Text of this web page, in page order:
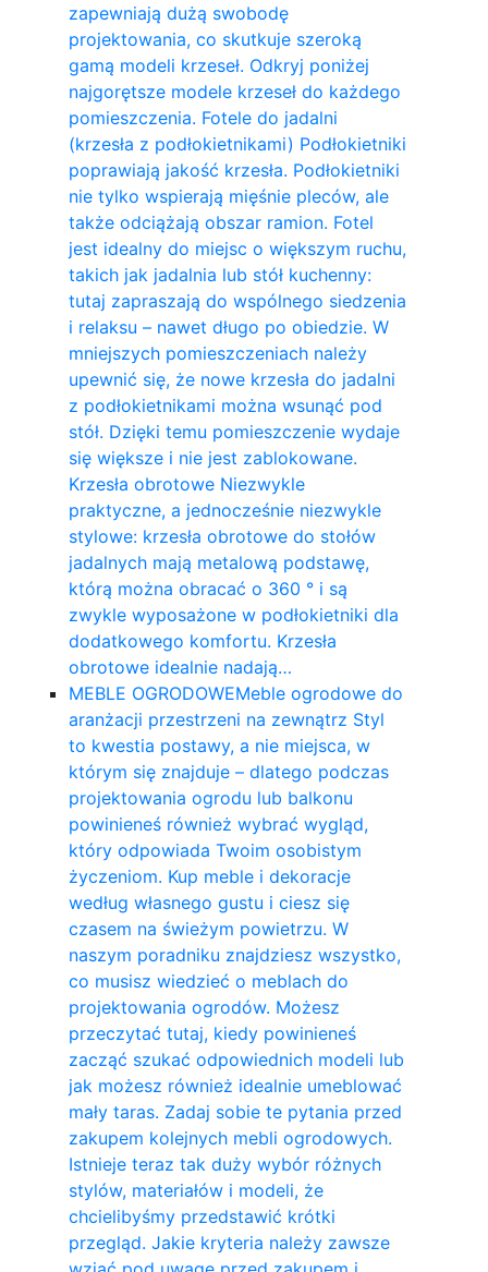
zapewniają dużą swobodę
projektowania, co skutkuje szeroką
gamą modeli krzeseł. Odkryj poniżej
najgorętsze modele krzeseł do każdego
pomieszczenia. Fotele do jadalni
(krzesła z podłokietnikami) Podłokietniki
poprawiają jakość krzesła. Podłokietniki
nie tylko wspierają mięśnie pleców, ale
także odciążają obszar ramion. ​Fotel
jest idealny do miejsc o większym ruchu,
takich jak jadalnia lub stół kuchenny:
tutaj zapraszają do wspólnego siedzenia
i relaksu – nawet długo po obiedzie. W
mniejszych pomieszczeniach należy
upewnić się, że nowe krzesła do jadalni
z podłokietnikami można wsunąć pod
stół. Dzięki temu pomieszczenie wydaje
się większe i nie jest zablokowane.
Krzesła obrotowe Niezwykle
praktyczne, a jednocześnie niezwykle
stylowe: krzesła obrotowe do stołów
jadalnych mają metalową podstawę,
którą można obracać o 360 ° i są
zwykle wyposażone w podłokietniki dla
dodatkowego komfortu. Krzesła
obrotowe idealnie nadają…
MEBLE OGRODOWEMeble ogrodowe do
aranżacji przestrzeni na zewnątrz Styl
to kwestia postawy, a nie miejsca, w
którym się znajduje – dlatego podczas
projektowania ogrodu lub balkonu
powinieneś również wybrać wygląd,
który odpowiada Twoim osobistym
życzeniom. Kup meble i dekoracje
według własnego gustu i ciesz się
czasem na świeżym powietrzu. W
naszym poradniku znajdziesz wszystko,
co musisz wiedzieć o meblach do
projektowania ogrodów. Możesz
przeczytać tutaj, kiedy powinieneś
zacząć szukać odpowiednich modeli lub
jak możesz również idealnie umeblować
mały taras. Zadaj sobie te pytania przed
zakupem kolejnych mebli ogrodowych.
Istnieje teraz tak duży wybór różnych
stylów, materiałów i modeli, że
chcielibyśmy przedstawić krótki
przegląd. Jakie kryteria należy zawsze